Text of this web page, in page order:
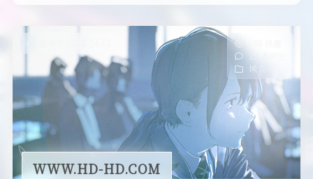
27 条评论
域名
WWW.HD-HD.COM